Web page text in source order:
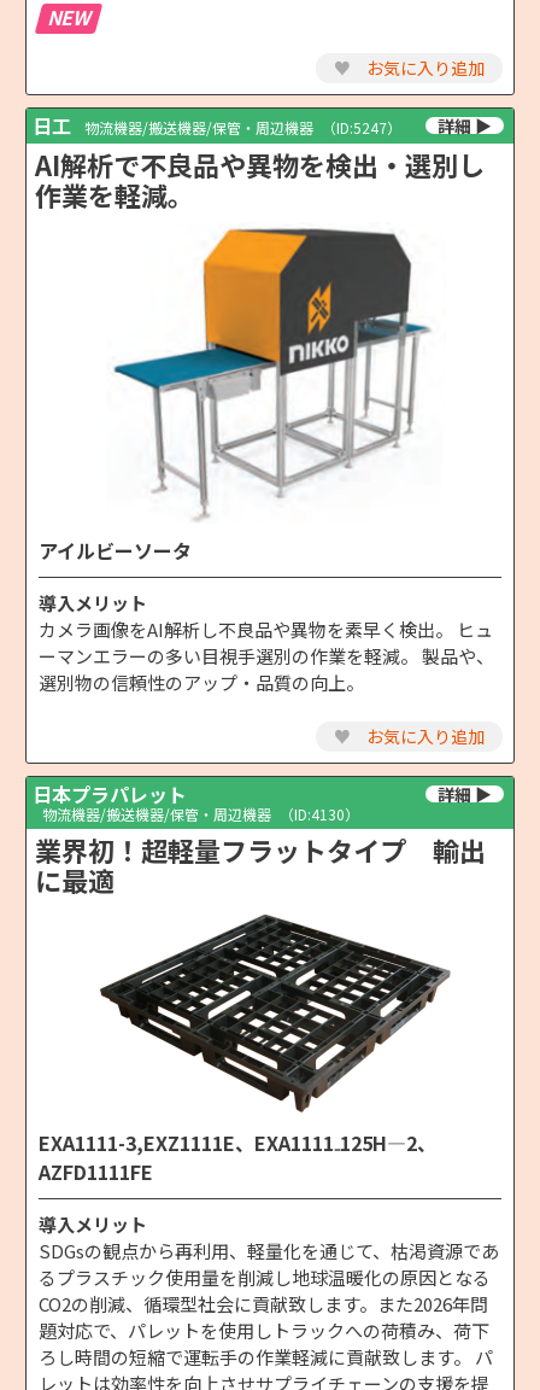
NEW
♥ お気に入り追加
日工 物流機器/搬送機器/保管・周辺機器 （ID:5247）
AI解析で不良品や異物を検出・選別し
作業を軽減。
アイルビーソータ
導入メリット
カメラ画像をAI解析し不良品や異物を素早く検出。 ヒュ
ーマンエラーの多い目視手選別の作業を軽減。 製品や、
選別物の信頼性のアップ・品質の向上。
♥ お気に入り追加
日本プラパレット
物流機器/搬送機器/保管・周辺機器 （ID:4130）
業界初！超軽量フラットタイプ 輸出
に最適
EXA1111-3,EXZ1111E、EXA1111₋125H―2、
AZFD1111FE
導入メリット
SDGsの観点から再利用、軽量化を通じて、枯渇資源であ
るプラスチック使用量を削減し地球温暖化の原因となる
CO2の削減、循環型社会に貢献致します。また2026年問
題対応で、パレットを使用しトラックへの荷積み、荷下
ろし時間の短縮で運転手の作業軽減に貢献致します。 パ
レットは効率性を向上させサプライチェーンの支援を提